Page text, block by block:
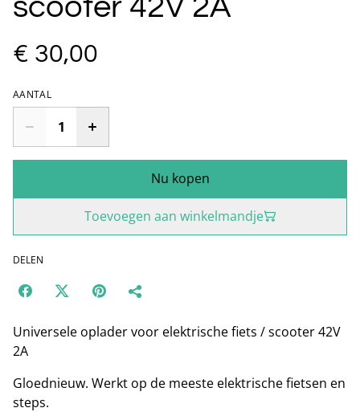
scooter 42V 2A
€ 30,00
AANTAL
Nu kopen
Toevoegen aan winkelmandje
DELEN
Universele oplader voor elektrische fiets / scooter 42V
2A
Gloednieuw. Werkt op de meeste elektrische fietsen en
steps.